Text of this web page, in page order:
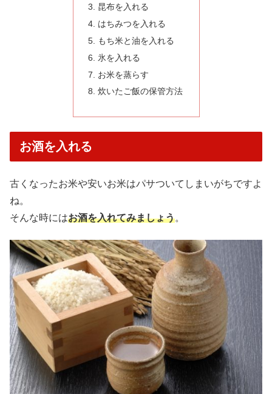
昆布を入れる
はちみつを入れる
もち米と油を入れる
氷を入れる
お米を蒸らす
炊いたご飯の保管方法
お酒を入れる
古くなったお米や安いお米はパサついてしまいがちですよ
ね。
そんな時にはお酒を入れてみましょう。